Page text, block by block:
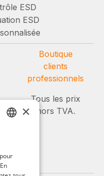
ESD
ESD
Boutique
clients
professionnels
Tous les prix
hors TVA.
×